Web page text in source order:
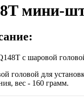
мини-
с шаровой
головой для
вес - 160 грамм.